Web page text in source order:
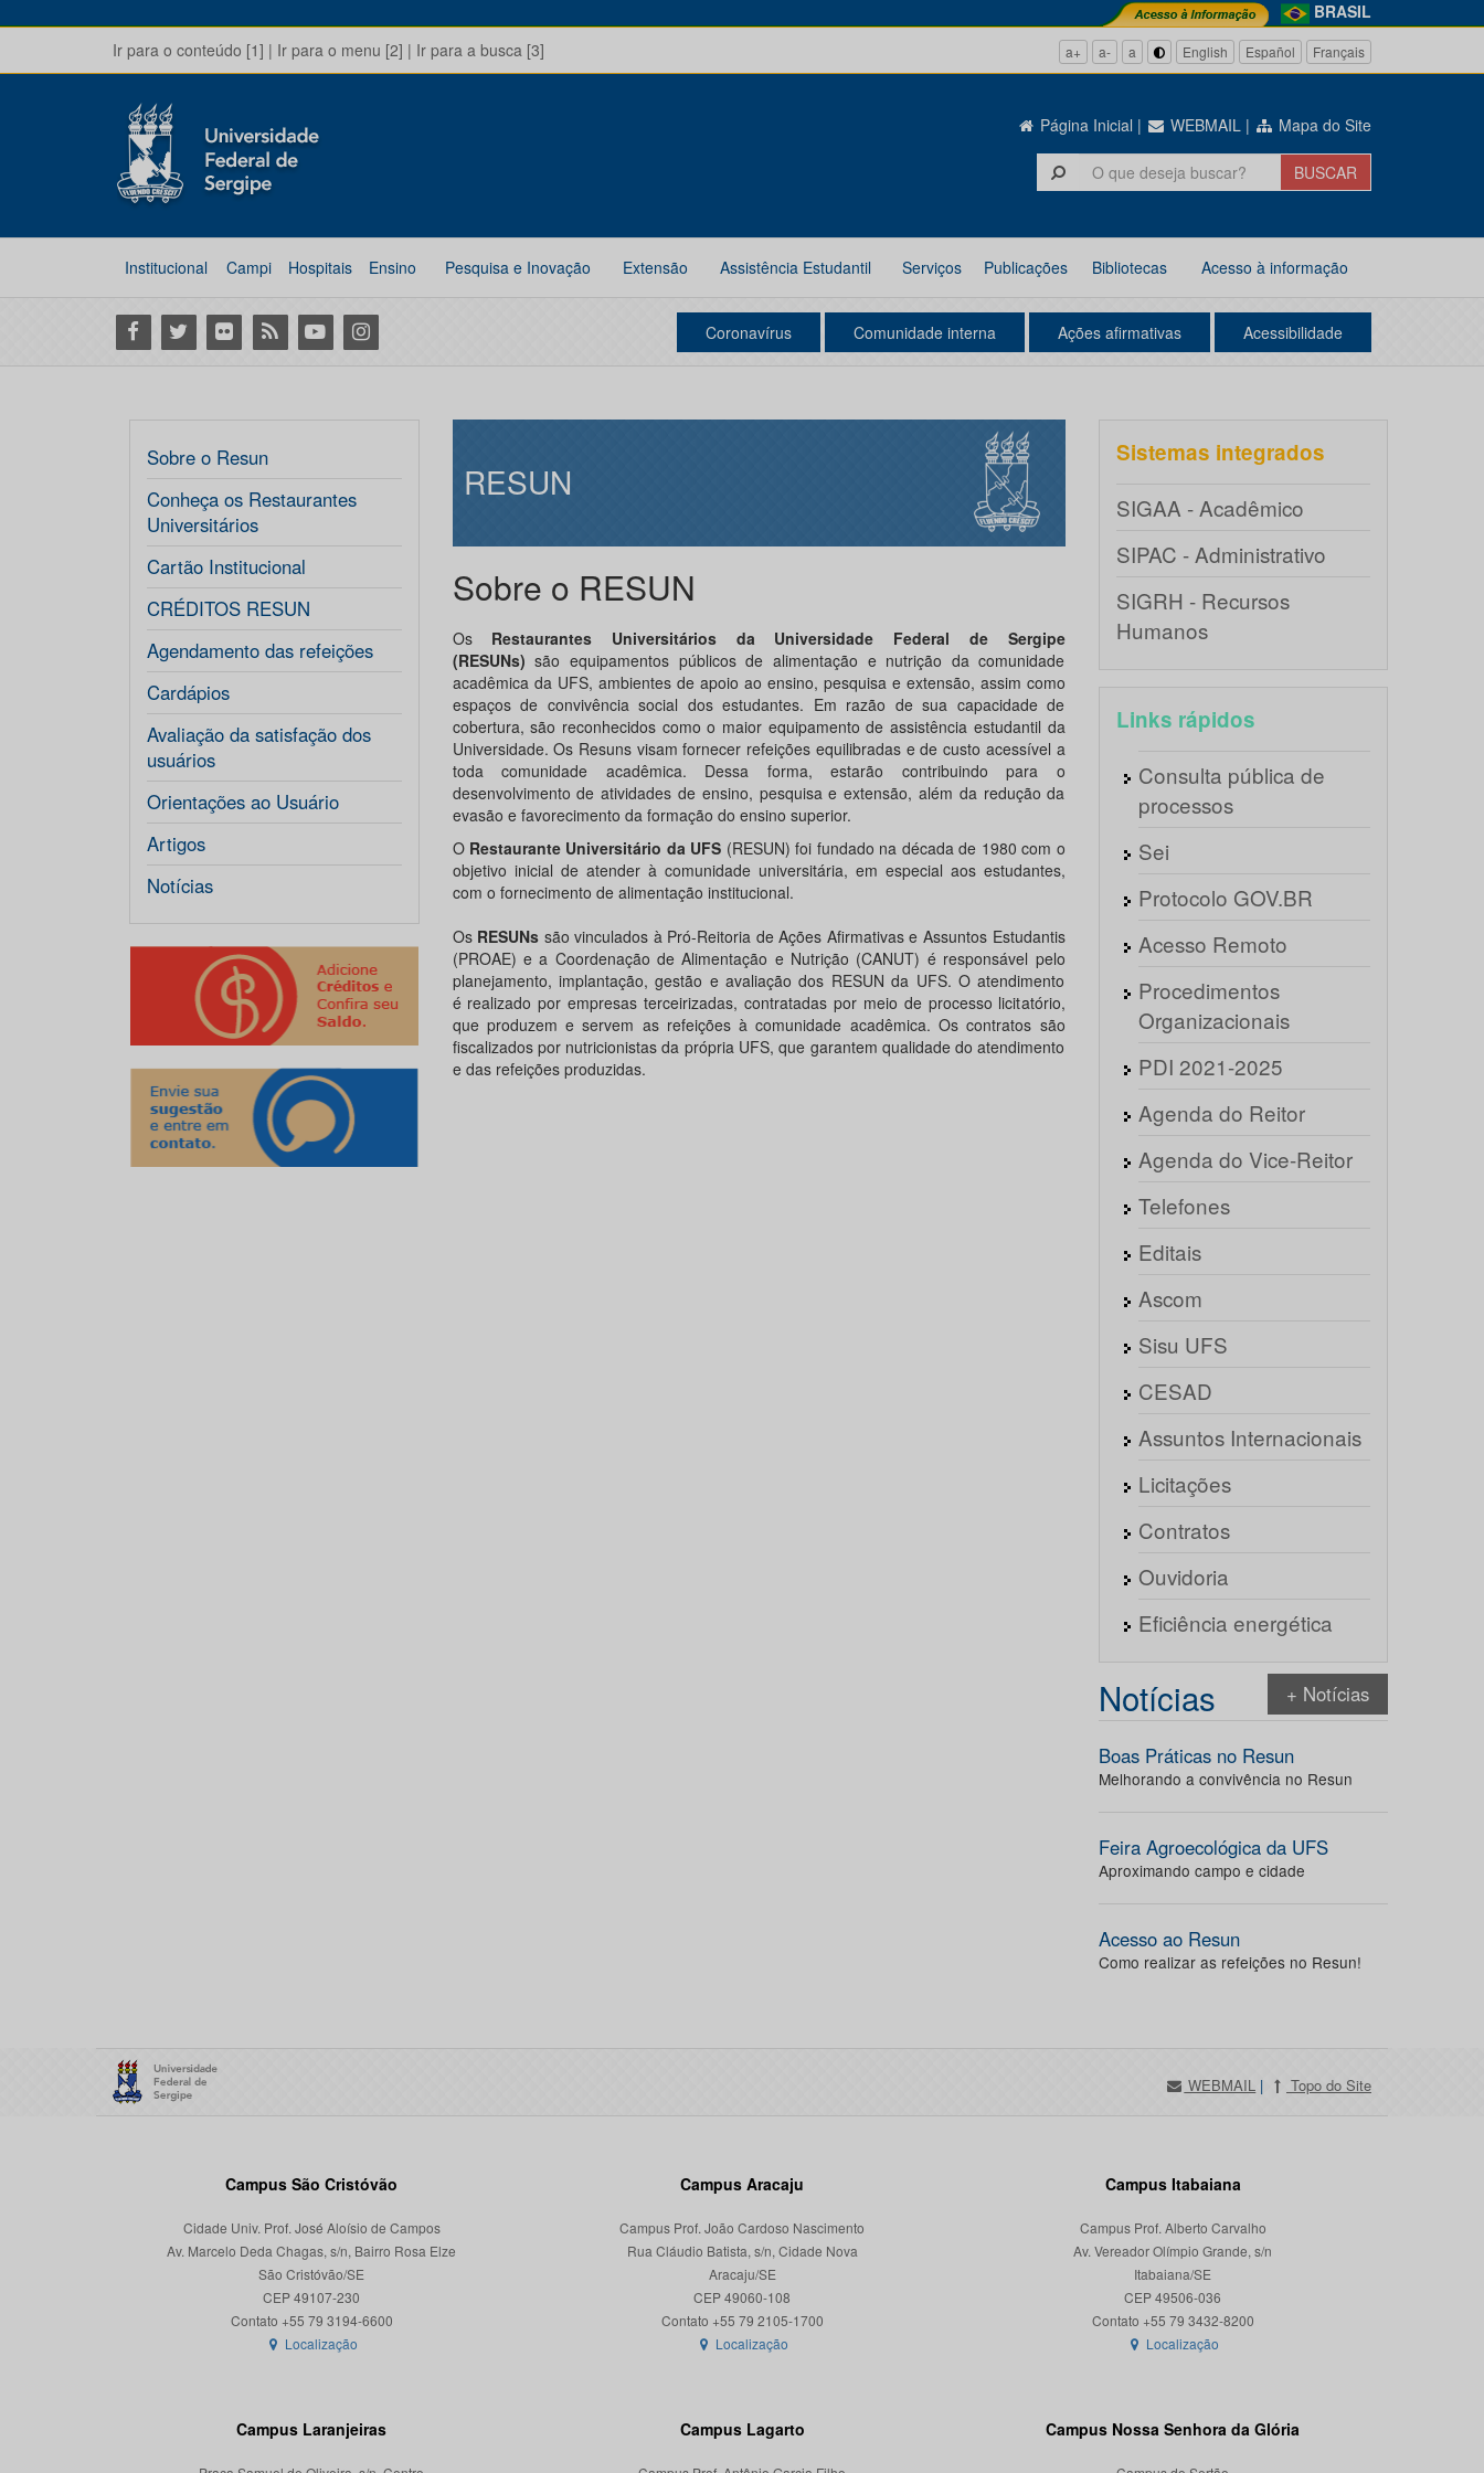
BRASIL
Ir para o conteúdo [1] | Ir para o menu [2] | Ir para a busca [3] a+ a- a English Español Français
Página Inicial | WEBMAIL | Mapa do Site
Institucional Campi Hospitais Ensino Pesquisa e Inovação Extensão Assistência Estudantil Serviços Publicações Bibliotecas Acesso à informação
Facebook
Twitter Flickr RSS YoutubeInstagram Coronavírus Comunidade interna Ações afirmativas Acessibilidade
Sobre o Resun
Conheça os Restaurantes
Universitários
Cartão Institucional
CRÉDITOS RESUN
Agendamento das refeições
Cardápios
Avaliação da satisfação dos
usuários
Orientações ao Usuário
Artigos
Notícias
RESUN
Sobre o RESUN
Os Restaurantes Universitários da Universidade Federal de Sergipe
(RESUNs) são equipamentos públicos de alimentação e nutrição da comunidade
acadêmica da UFS, ambientes de apoio ao ensino, pesquisa e extensão, assim como
espaços de convivência social dos estudantes. Em razão de sua capacidade de
cobertura, são reconhecidos como o maior equipamento de assistência estudantil da
Universidade. Os Resuns visam fornecer refeições equilibradas e de custo acessível a
toda comunidade acadêmica. Dessa forma, estarão contribuindo para o
desenvolvimento de atividades de ensino, pesquisa e extensão, além da redução da
evasão e favorecimento da formação do ensino superior.
O Restaurante Universitário da UFS (RESUN) foi fundado na década de 1980 com o
objetivo inicial de atender à comunidade universitária, em especial aos estudantes,
com o fornecimento de alimentação institucional.
Os RESUNs são vinculados à Pró-Reitoria de Ações Afirmativas e Assuntos Estudantis
(PROAE) e a Coordenação de Alimentação e Nutrição (CANUT) é responsável pelo
planejamento, implantação, gestão e avaliação dos RESUN da UFS. O atendimento
é realizado por empresas terceirizadas, contratadas por meio de processo licitatório,
que produzem e servem as refeições à comunidade acadêmica. Os contratos são
fiscalizados por nutricionistas da própria UFS, que garantem qualidade do atendimento
e das refeições produzidas.
Sistemas integrados
SIGAA - Acadêmico
SIPAC - Administrativo
SIGRH - Recursos
Humanos
Links rápidos
Consulta pública de
processos
Sei
Protocolo GOV.BR
Acesso Remoto
Procedimentos
Organizacionais
PDI 2021-2025
Agenda do Reitor
Agenda do Vice-Reitor
Telefones
Editais
Ascom
Sisu UFS
CESAD
Assuntos Internacionais
Licitações
Contratos
Ouvidoria
Eficiência energética
Notícias + Notícias
Boas Práticas no Resun
Melhorando a convivência no Resun
Feira Agroecológica da UFS
Aproximando campo e cidade
Acesso ao Resun
Como realizar as refeições no Resun!
WEBMAIL | Topo do Site
Campus São Cristóvão
Cidade Univ. Prof. José Aloísio de Campos
Av. Marcelo Deda Chagas, s/n, Bairro Rosa Elze
São Cristóvão/SE
CEP 49107-230
Localização
Campus Aracaju
Campus Prof. João Cardoso Nascimento
Rua Cláudio Batista, s/n, Cidade Nova
Aracaju/SE
CEP 49060-108
Localização
Campus Itabaiana
Campus Prof. Alberto Carvalho
Av. Vereador Olímpio Grande, s/n
Itabaiana/SE
CEP 49506-036
Localização
Campus Laranjeiras Campus Lagarto Campus Nossa Senhora da Glória